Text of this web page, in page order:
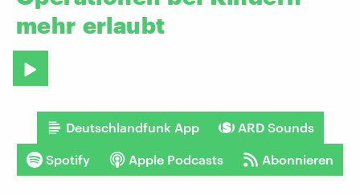
mehr erlaubt
Deutschlandfunk App ARD Sounds
Spotify Apple Podcasts Abonnieren